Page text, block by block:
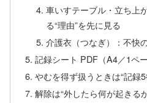
車いすテーブル・立ち上
る“理由”を先に見る
介護衣（つなぎ）：不快
記録シート PDF（A4／1ペー
やむを得ず扱うときは“記録
解除は“外したら何が起きる